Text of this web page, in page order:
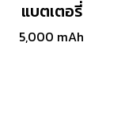
แบตเตอรี่
5,000 mAh